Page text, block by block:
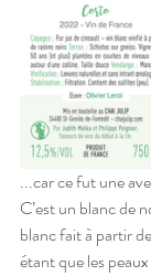
...car ce fut une
C’est un blanc de
blanc fait à partir
étant que les